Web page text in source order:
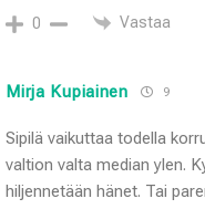
0 Vastaa
Mirja Kupiainen 9
Sipilä vaikuttaa todella
valtion valta median ylen.
hiljennetään hänet. Tai